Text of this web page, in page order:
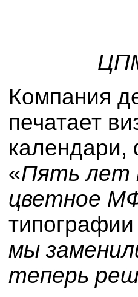
Компания
печатает
«Пять лет
цветное
мы
теперь